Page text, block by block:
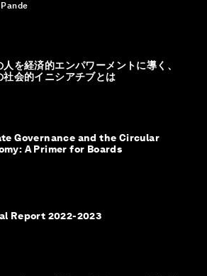
人を経済的エンパワーメントに導く、
社会的イニシアチブとは
Governance and the Circular
A Primer for Boards
Report 2022-2023